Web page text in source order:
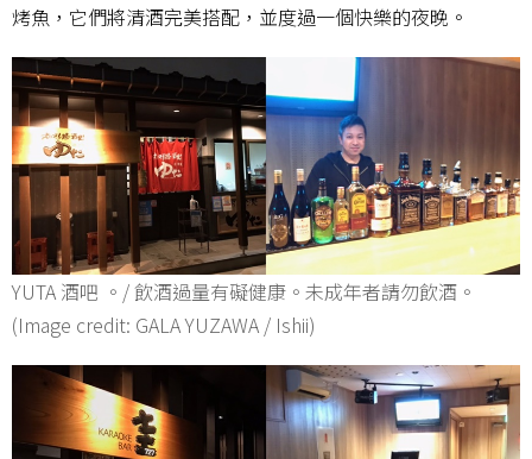
烤魚，它們將清酒完美搭配，並度過一個快樂的夜晚。
YUTA 酒吧 。/ 飲酒過量有礙健康。未成年者請勿飲酒。
(Image credit: GALA YUZAWA / Ishii)